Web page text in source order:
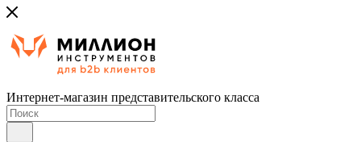
Интернет-магазин представительского класса